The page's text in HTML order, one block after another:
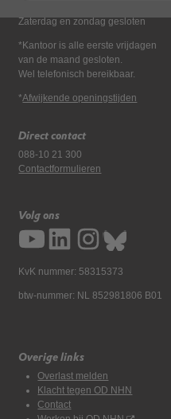
Zaterdag en zondag gesloten
*Kantoor is alle eerste vrijdagen
van de maand gesloten.
Wel telefonisch bereikbaar.
*Afwijkende openingstijden
Direct contact
088-10 21 300
Contactformulieren
Volg ons
KvK nummer: 58315373
btw-nummer: NL 852981806 B01
Overige links
Overlast melden
Klacht tegen OD NHN
Contact